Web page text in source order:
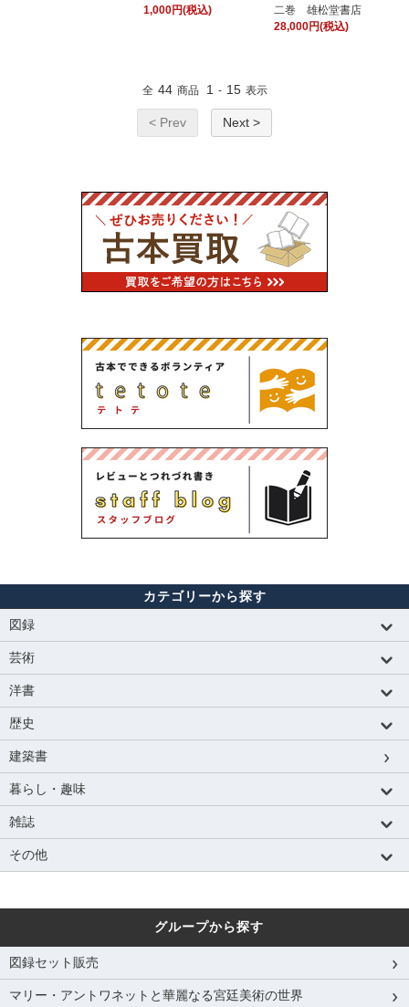
1,000円(税込)
二巻 雄松堂書店
28,000円(税込)
全 44 商品 1 - 15 表示
< Prev Next >
カテゴリーから探す
図録
芸術
洋書
歴史
建築書
暮らし・趣味
雑誌
その他
グループから探す
図録セット販売
マリー・アントワネットと華麗なる宮廷美術の世界